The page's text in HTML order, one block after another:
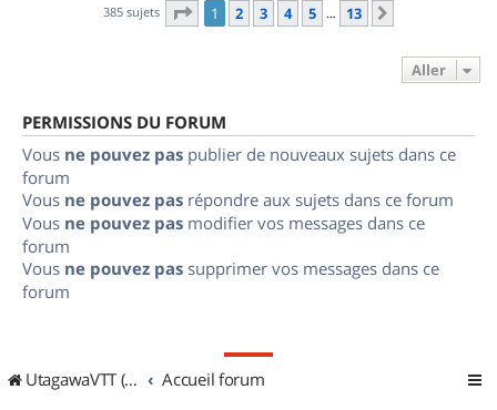
385 sujets Page 1sur
1 2 3 4 5 … 13
Aller
PERMISSIONS DU FORUM
Vous ne pouvez pas publier de nouveaux sujets dans ce
forum
Vous ne pouvez pas répondre aux sujets dans ce forum
Vous ne pouvez pas modifier vos messages dans ce
forum
Vous ne pouvez pas supprimer vos messages dans ce
forum
UtagawaVTT (Randos VTT et VTTAE avec traces GPS) Accueil forum